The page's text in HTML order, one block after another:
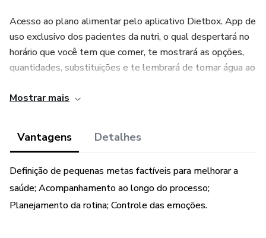
Acesso ao plano alimentar pelo aplicativo Dietbox. App de
uso exclusivo dos pacientes da nutri, o qual despertará no
horário que você tem que comer, te mostrará as opções,
quantidades, substituições e te lembrará de tomar água ao
você aferir suas circunferências.
Mostrar mais
Vantagens Detalhes
Definição de pequenas metas factíveis para melhorar a
saúde; Acompanhamento ao longo do processo;
Planejamento da rotina; Controle das emoções.